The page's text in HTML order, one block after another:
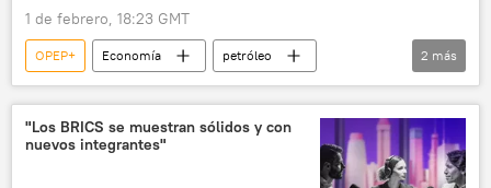
1 de febrero, 18:23 GMT
OPEP+ Economía
petróleo
📈 Mercados y finanzas
OPEP
2 más
"Los BRICS se muestran sólidos y con
nuevos integrantes"